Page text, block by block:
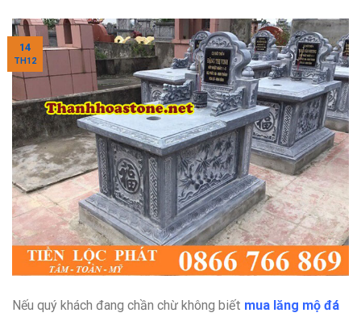
14
TH12
Nếu quý khách đang chần chừ không biết mua lăng mộ đá